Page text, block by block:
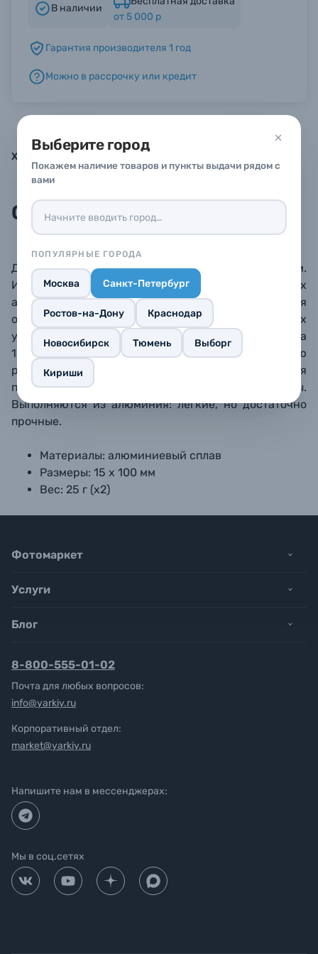
Выберите город
Покажем наличие товаров и пункты выдачи рядом с
вами
ПОПУЛЯРНЫЕ ГОРОДА
Москва Санкт-Петербург
Ростов-на-Дону Краснодар
Новосибирск Тюмень Выборг
Кириши
Б/У фототехника (Комиссионные товары)
Уценённые товары
В наличии
от 5 000 р
Гарантия производителя 1 год
Можно в рассрочку или кредит
Характеристики Инструкции
Описание
Две алюминиевые направляющие диаметром 15 мм.
Используются для крепления различных
аксессуаров: моторов фокусировки, подставок для
объективов, компендиумов, рукояток, плечевых
упоров и так далее. Внутренняя резьба М12, длина
10 см. Могут стыковаться друг с другом с помощью
резьбовых соединителей SmallRig 900 для
получения стержней любой требуемой длины.
Выполняются из алюминия: легкие, но достаточно
прочные.
Материалы: алюминиевый сплав
Размеры: 15 х 100 мм
Вес: 25 г (х2)
Фотомаркет
Услуги
Блог
8-800-555-01-02
Почта для любых вопросов:
info@yarkiy.ru
Корпоративный отдел:
market@yarkiy.ru
Напишите нам в мессенджерах:
Мы в соц.сетях